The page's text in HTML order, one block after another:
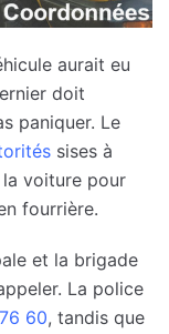
aurait eu
doit
paniquer. Le
sises à
voiture pour
fourrière.
et la brigade
La police
60, tandis que